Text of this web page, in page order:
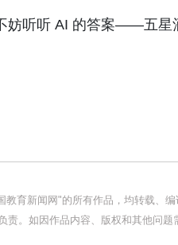
妨听听 AI 的答案——五星
教育新闻网"的所有作品，均转载、
责。如因作品内容、版权和其他问